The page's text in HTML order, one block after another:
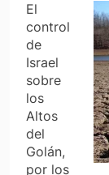
El
control
de
Israel
sobre
los
Altos
del
Golán,
por los